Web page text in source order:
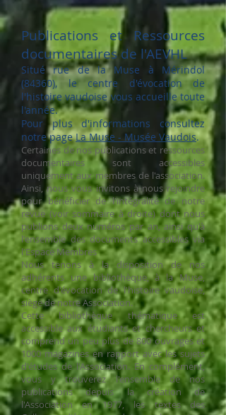
Publications et Ressources
documentaires de l'AEVHL
Situé rue de la Muse à Mérindol
(84360), le centre d'évocation de
l'histoire vaudoise vous accueille toute
l'année.
Pour plus d'informations consultez
notre pageLa Muse - Musée Vaudois.
Certaines de nos publications et ressources
documentaires sont accessibles
uniquement aux membres de l'association.
Ainsi, nous vous invitons à nous rejoindre
pour bénéficier de l'intégralité de notre
revue (voir sommaire à droite) dont nous
publions deux numéros par an, ainsi qu'à
l'ensemble des documents accessibles via
l'Espace Membres
Nous tenons à la disposition de nos
adhérents une bibliothèque, à la Muse,
centre d'évocation de l'histoire vaudoise,
siège de notre Association.
Cette bibliothèque thématique est
accessible aux étudiants et chercheurs et
comprend un peu plus de 800 ouvrages et
1000 magazines en rapport avec les sujets
d'études de l'Association. En complément,
vous y trouverez l'ensemble de nos
publications depuis la création de
l'Association en 1977, les textes des